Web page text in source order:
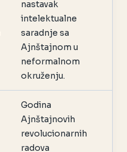
nastavak
intelektualne
saradnje sa
Ajnštajnom u
neformalnom
okruženju.
Godina
Ajnštajnovih
revolucionarnih
radova